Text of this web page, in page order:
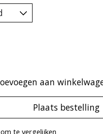
aan
Plaats bestelling
te vergelijken